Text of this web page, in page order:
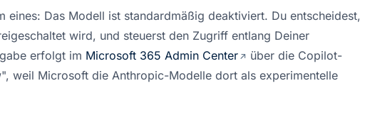
eines: Das Modell ist standardmäßig deaktiviert. Du entscheidest,
wird, und steuerst den Zugriff entlang Deiner
erfolgt im Microsoft 365 Admin Center
über die Copilot-
weil Microsoft die Anthropic-Modelle dort als experimentelle